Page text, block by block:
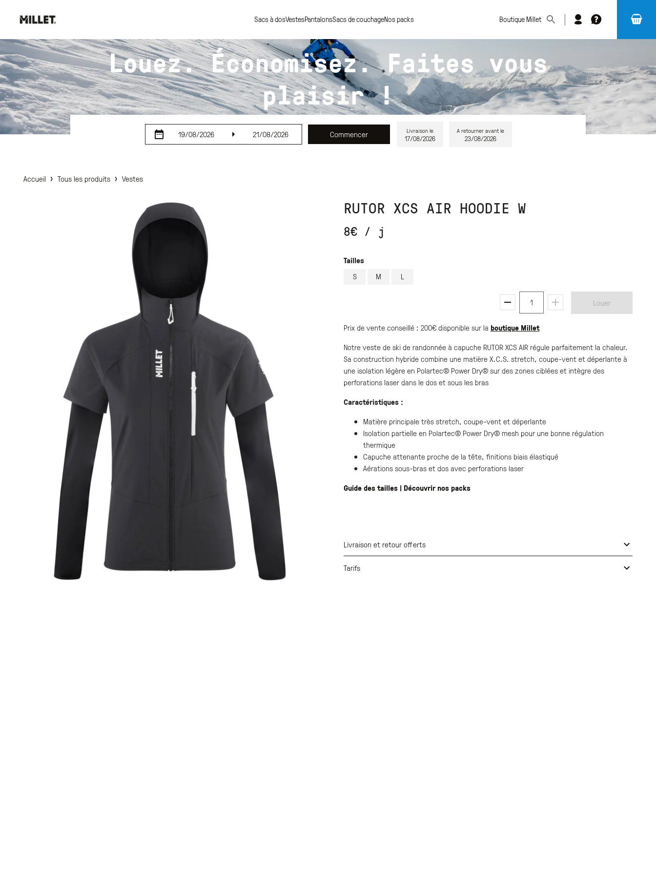
Sacs à dosVestesPantalonsSacs de couchageNos packs Boutique Millet
Changer
de
FAQ
Louez. Économisez. Faites vous
plaisir !
19/08/2026 21/08/2026 Commencer Livraison le
17/08/2026
A retourner avant le
23/08/2026
Accueil › Tous les produits › Vestes
RUTOR XCS AIR HOODIE W
8€ / j
Tailles
S
M L
1 Louer
Prix de vente conseillé : 200€ disponible sur la boutique Millet
Notre veste de ski de randonnée à capuche RUTOR XCS AIR régule parfaitement la chaleur.
Sa construction hybride combine une matière X.C.S. stretch, coupe-vent et déperlante à
une isolation légère en Polartec® Power Dry® sur des zones ciblées et intègre des
perforations laser dans le dos et sous les bras
Caractéristiques :
Matière principale très stretch, coupe-vent et déperlante
Isolation partielle en Polartec® Power Dry® mesh pour une bonne régulation
thermique
Capuche attenante proche de la tête, finitions biais élastiqué
Aérations sous-bras et dos avec perforations laser
Guide des tailles | Découvrir nos packs
Livraison et retour offerts
Tarifs